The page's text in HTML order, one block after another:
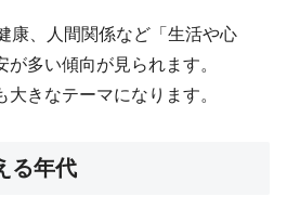
康、人間関係など「生活や心
多い傾向が見られます。
きなテーマになります。
る年代